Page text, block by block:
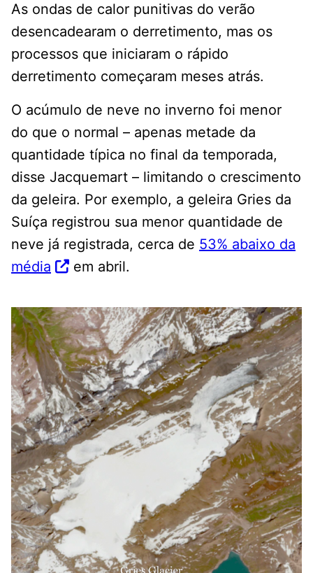
As ondas de calor punitivas do verão
desencadearam o derretimento, mas os
processos que iniciaram o rápido
derretimento começaram meses atrás.
O acúmulo de neve no inverno foi menor
do que o normal – apenas metade da
quantidade típica no final da temporada,
disse Jacquemart – limitando o crescimento
da geleira. Por exemplo, a geleira Gries da
Suíça registrou sua menor quantidade de
neve já registrada, cerca de 53% abaixo da
média
em abril.